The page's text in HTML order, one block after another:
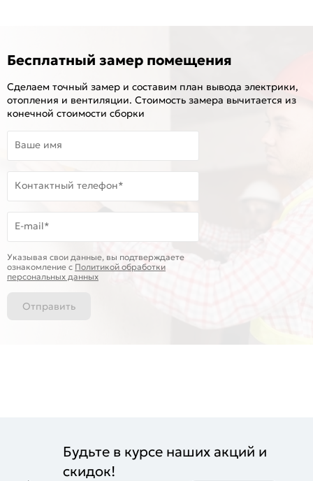
Бесплатный замер помещения
Сделаем точный замер и составим план вывода электрики,
отопления и вентиляции. Стоимость замера вычитается из
конечной стоимости сборки
Ваше имя
Контактный телефон*
E-mail*
Указывая свои данные, вы подтверждаете
ознакомление c Политикой обработки
персональных данных
Отправить
Будьте в курсе наших акций и
скидок!